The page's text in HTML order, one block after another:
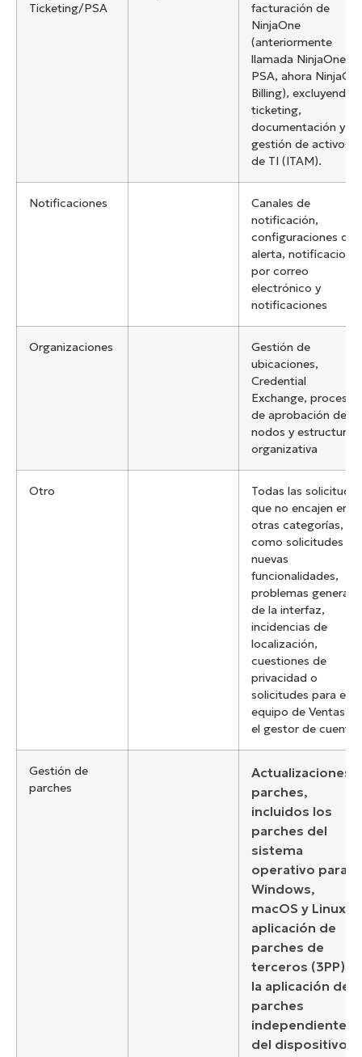
Ticketing/PSA
facturación de
NinjaOne
(anteriormente
llamada NinjaOne
PSA, ahora
Billing), excluyendo
ticketing,
documentación y
gestión de activos
de TI (ITAM).
Notificaciones
Canales de
notificación,
configuraciones de
alerta,
por correo
electrónico y
notificaciones
Organizaciones
Gestión de
ubicaciones,
Credential
Exchange, procesos
de aprobación de
nodos y estructura
organizativa
Otro
Todas las solicitudes
que no encajen en
otras categorías,
como solicitudes de
nuevas
funcionalidades,
problemas
de la interfaz,
incidencias de
localización,
cuestiones de
privacidad o
solicitudes para el
equipo de Ventas o
el gestor de cuenta
Gestión de
parches
Actualizaciones y
parches,
incluidos los
parches del
sistema
operativo para
Windows,
macOS y Linux,
aplicación de
parches de
terceros (3PP) y
la aplicación de
parches
independiente
del dispositivo